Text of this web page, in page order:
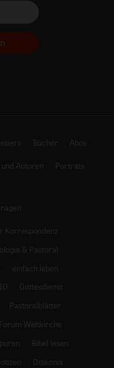
Bücher Abos
Autoren
Porträts
Korrespondenz
& Pastoral
einfach leben
Gottesdienst
Pastoralblätter
Forum Weltkirche
Bibel lesen
Diakonia